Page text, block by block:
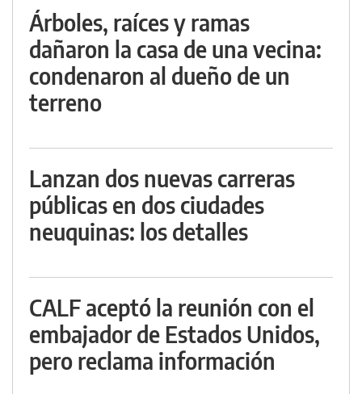
Árboles, raíces y ramas
dañaron la casa de una vecina:
condenaron al dueño de un
terreno
Lanzan dos nuevas carreras
públicas en dos ciudades
neuquinas: los detalles
CALF aceptó la reunión con el
embajador de Estados Unidos,
pero reclama información